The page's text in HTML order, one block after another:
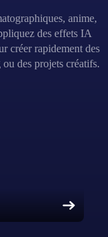
anime,
des effets IA
créer rapidement des
des projets créatifs.